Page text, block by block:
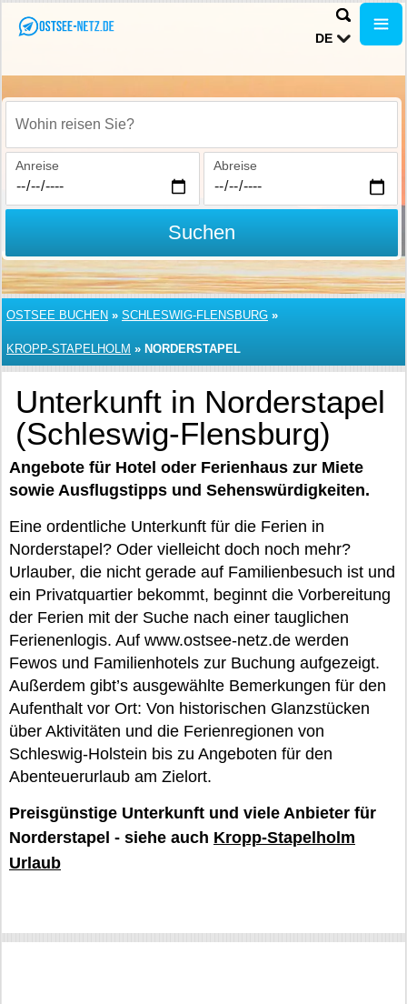
DE
Wohin reisen Sie?
Anreise Abreise
Suchen
OSTSEE BUCHEN » SCHLESWIG-FLENSBURG »
KROPP-STAPELHOLM » NORDERSTAPEL
Unterkunft in Norderstapel
(Schleswig-Flensburg)
Angebote für Hotel oder Ferienhaus zur Miete
sowie Ausflugstipps und Sehenswürdigkeiten.
Eine ordentliche Unterkunft für die Ferien in
Norderstapel? Oder vielleicht doch noch mehr?
Urlauber, die nicht gerade auf Familienbesuch ist und
ein Privatquartier bekommt, beginnt die Vorbereitung
der Ferien mit der Suche nach einer tauglichen
Ferienenlogis. Auf www.ostsee-netz.de werden
Fewos und Familienhotels zur Buchung aufgezeigt.
Außerdem gibt’s ausgewählte Bemerkungen für den
Aufenthalt vor Ort: Von historischen Glanzstücken
über Aktivitäten und die Ferienregionen von
Schleswig-Holstein bis zu Angeboten für den
Abenteuerurlaub am Zielort.
Preisgünstige Unterkunft und viele Anbieter für
Norderstapel - siehe auch Kropp-Stapelholm
Urlaub